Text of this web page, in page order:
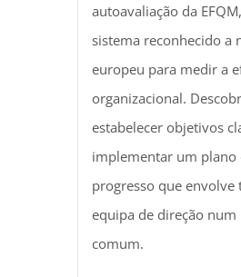
autoavaliação da
sistema reconhecido a
europeu para medir a
organizacional.
estabelecer objetivos
implementar um plano
progresso que envolve
equipa de direção
comum.